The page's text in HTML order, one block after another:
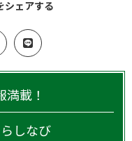
シェアする
載！
しなび